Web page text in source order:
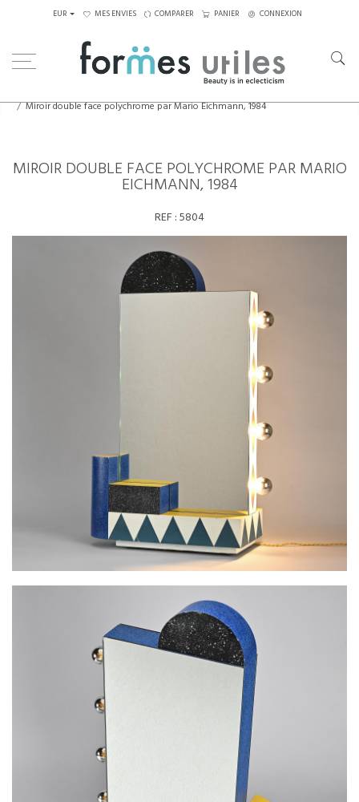
EUR MES ENVIES COMPARER PANIER CONNEXION
Miroir double face polychrome par Mario Eichmann, 1984
MIROIR DOUBLE FACE POLYCHROME PAR MARIO
EICHMANN, 1984
REF :5804